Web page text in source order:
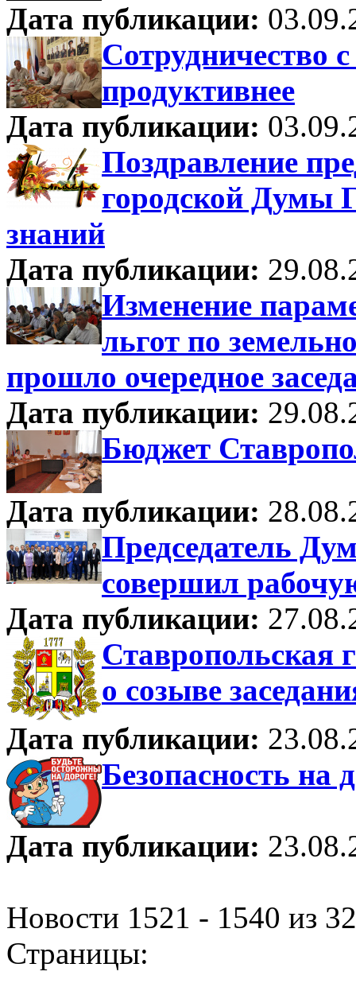
Дата публикации:
Сотрудничество
продуктивнее
Дата публикации:
Поздравление
городской Думы
знаний
Дата публикации:
Изменение
льгот по
прошло очередное
Дата публикации:
Бюджет
Дата публикации:
Председатель
совершил
Дата публикации:
Ставропольская
о созыве
Дата публикации:
Безопасность на
Дата публикации:
Новости 1521 - 1540 из
Страницы: